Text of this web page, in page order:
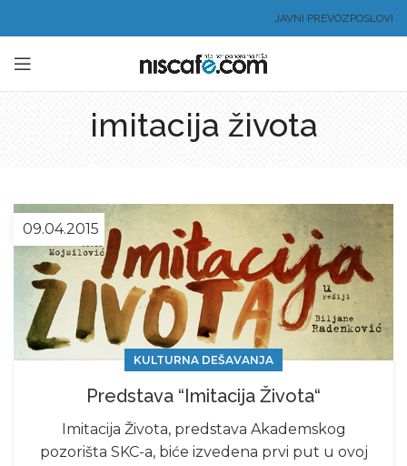
JAVNI PREVOZPOSLOVI
imitacija života
09.04.2015
KULTURNA DEŠAVANJA
Predstava “Imitacija Života“
Imitacija Života, predstava Akademskog
pozorišta SKC-a, biće izvedena prvi put u ovoj